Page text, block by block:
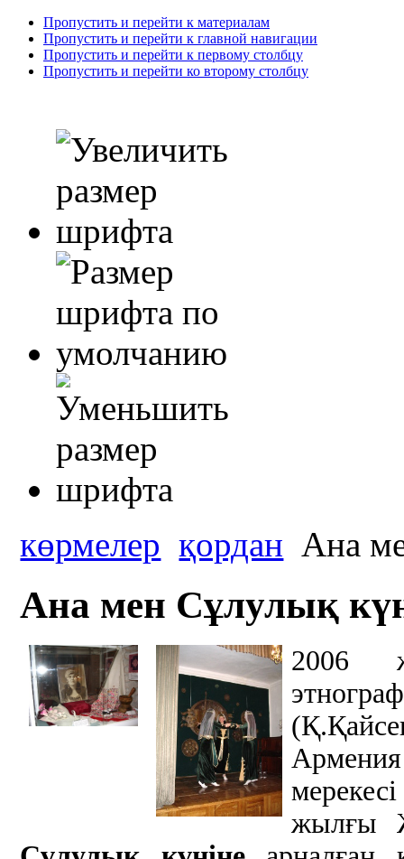
Пропустить и перейти к материалам
Пропустить и перейти к главной навигации
Пропустить и перейти к первому столбцу
Пропустить и перейти ко второму столбцу
көрмелер қордан Ана
Ана мен Сұлулық
2006
жылғы